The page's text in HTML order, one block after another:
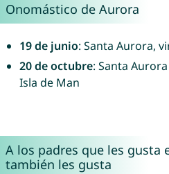
Onomástico de Aurora
19 de junio: Santa Aurora,
20 de octubre: Santa
Isla de Man
A los padres que les gusta
también les gusta